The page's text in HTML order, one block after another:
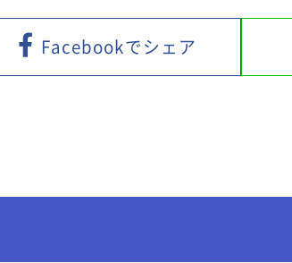
Facebookでシェア